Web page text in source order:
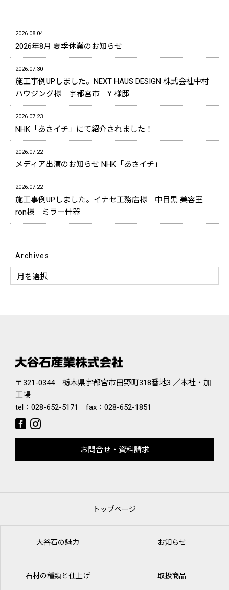
2026.08.04
2026年8月 夏季休業のお知らせ
2026.07.30
施工事例UPしました。NEXT HAUS DESIGN 株式会社中村
ハウジング様 宇都宮市 Y 様邸
2026.07.23
NHK「あさイチ」にて紹介されました！
2026.07.22
メディア出演のお知らせ NHK「あさイチ」
2026.07.22
施工事例UPしました。イナセ工務店様 中目黒 美容室
ron様 ミラー什器
Archives
〒321-0344 栃木県宇都宮市田野町318番地3 ／本社・加
工場
tel： 028-652-5171 fax：028-652-1851
お問合せ・資料請求
トップページ
大谷石の魅力 お知らせ
石材の種類と仕上げ 取扱商品